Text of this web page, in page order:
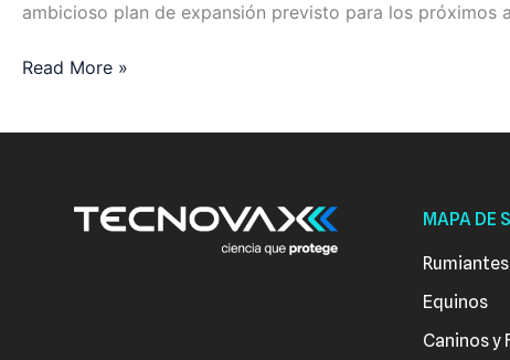
ambicioso plan de expansión previsto para los próximos
Read More »
MAPA DE
Rumiantes
Equinos
Caninos y